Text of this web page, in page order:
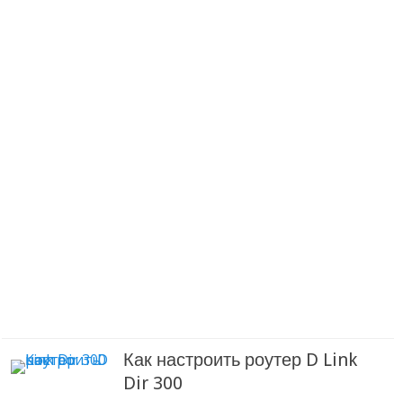
Как настроить роутер D Link
Dir 300